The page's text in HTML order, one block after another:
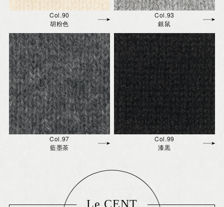
Col.90
胡粉色
Col.93
銀鼠
Col.97
藍墨茶
Col.99
漆黒
Le CENT